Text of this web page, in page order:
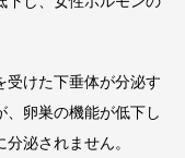
受けた下垂体が分泌す
卵巣の機能が低下し
泌されません。